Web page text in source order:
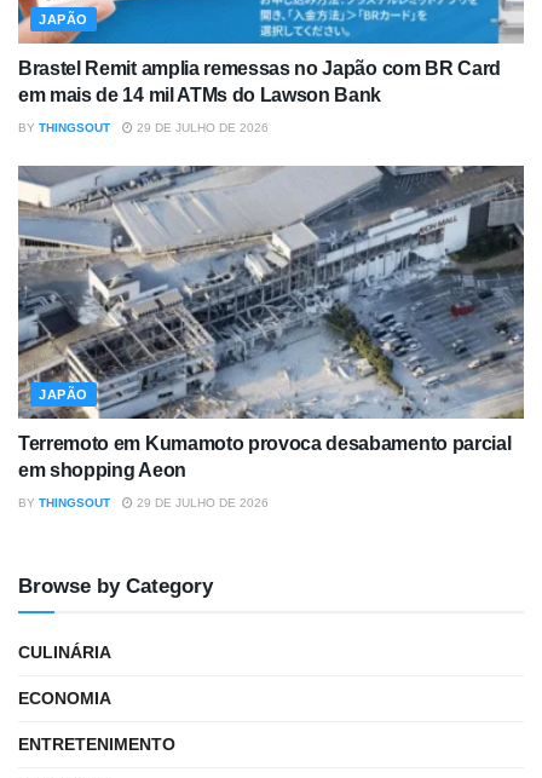
JAPÃO
Brastel Remit amplia remessas no Japão com BR Card
em mais de 14 mil ATMs do Lawson Bank
BY THINGSOUT 29 DE JULHO DE 2026
JAPÃO
Terremoto em Kumamoto provoca desabamento parcial
em shopping Aeon
BY THINGSOUT 29 DE JULHO DE 2026
Browse by Category
CULINÁRIA
ECONOMIA
ENTRETENIMENTO